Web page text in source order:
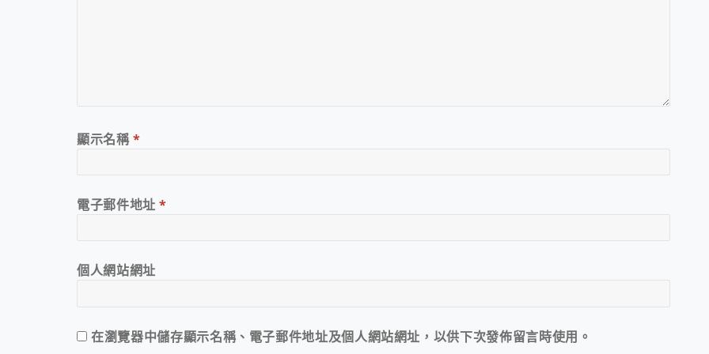
顯示名稱*
電子郵件地址*
個人網站網址
在瀏覽器中儲存顯示名稱、電子郵件地址及個人網站網址，以供下次發佈留言時使用。